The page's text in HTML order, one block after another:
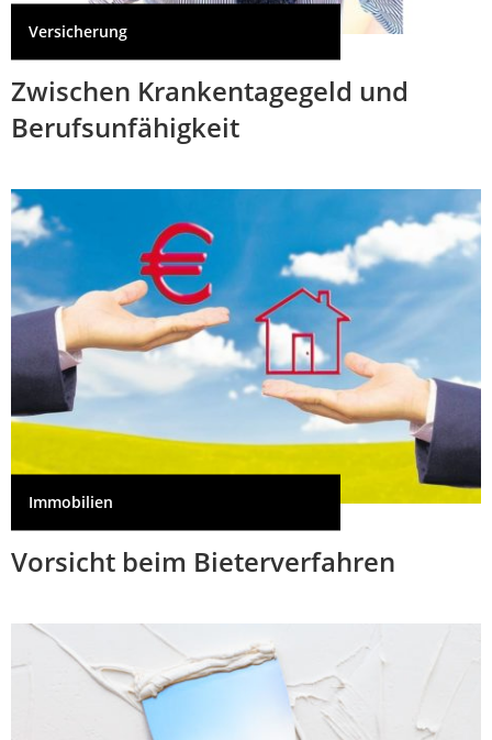
Versicherung
Zwischen Krankentagegeld und
Berufsunfähigkeit
Immobilien
Vorsicht beim Bieterverfahren